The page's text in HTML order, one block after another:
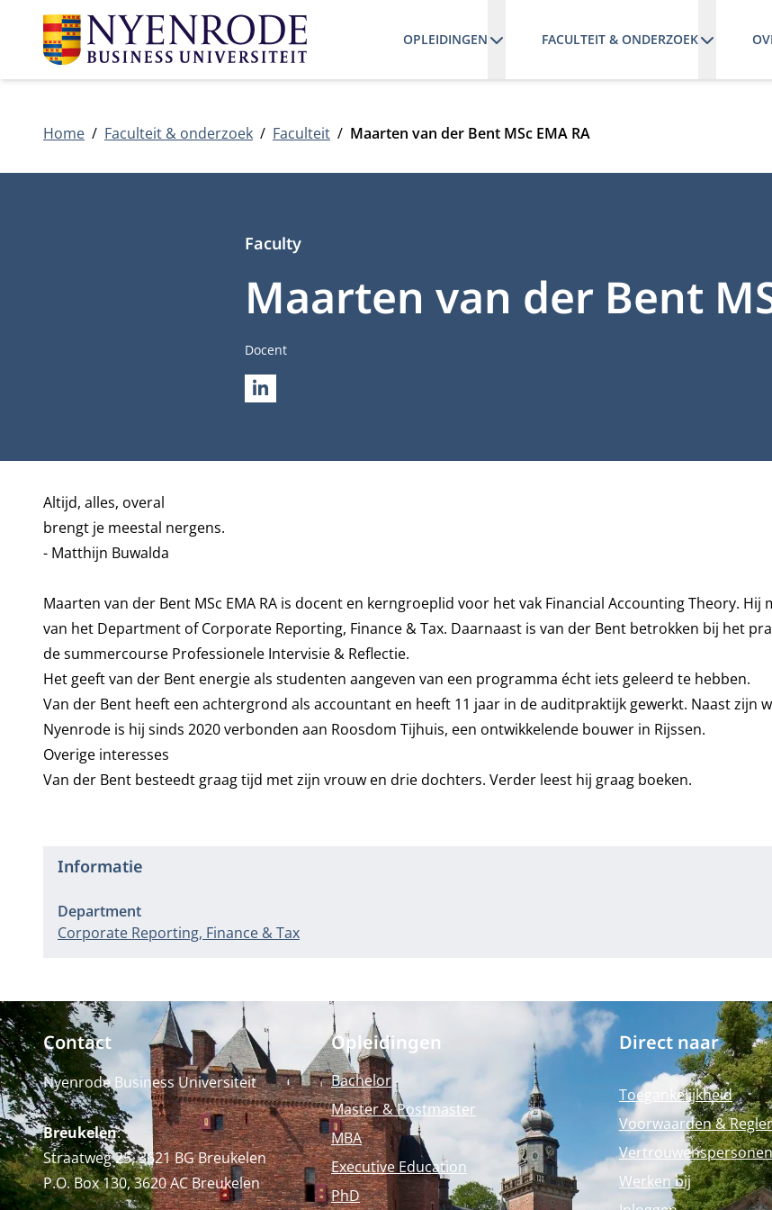
OPLEIDINGEN FACULTEIT & ONDERZOEK
Home Faculteit & onderzoek Faculteit Maarten van der Bent MSc EMA RA
Maarten van der Bent
Faculty
Functietitel
Docent
LINKEDIN
Biografie
Altijd, alles, overal
brengt je meestal nergens.
- Matthijn Buwalda
Maarten van der Bent MSc EMA RA is docent en kerngroeplid voor het vak Financial Accounting Theory. Hij
van het Department of Corporate Reporting, Finance & Tax. Daarnaast is van der Bent betrokken bij het
de summercourse Professionele Intervisie & Reflectie.
Het geeft van der Bent energie als studenten aangeven van een programma écht iets geleerd te hebben.
Van der Bent heeft een achtergrond als accountant en heeft 11 jaar in de auditpraktijk gewerkt. Naast zijn
Nyenrode is hij sinds 2020 verbonden aan Roosdom Tijhuis, een ontwikkelende bouwer in Rijssen.
Overige interesses
Van der Bent besteedt graag tijd met zijn vrouw en drie dochters. Verder leest hij graag boeken.
Informatie
Department
Corporate Reporting, Finance & Tax
Contact
Nyenrode Business Universiteit
Breukelen:
Straatweg 25, 3621 BG Breukelen
P.O. Box 130, 3620 AC Breukelen
Opleidingen
Bachelor
Master & Postmaster
MBA
Executive Education
PhD
Direct naar
Toegankelijkheid
Voorwaarden &
Vertrouwenspersonen
Werken bij